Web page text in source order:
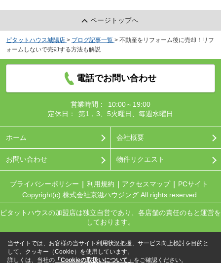
ページトップへ
ピタットハウス城陽店 > ブログ記事一覧 > 不動産をリフォーム後に売却！リフ
ォームしないで売却する方法も解説
電話でお問い合わせ
営業時間：
10:00～19:00
定休日：
第1，3、5火曜日、毎週水曜日
ホーム 会社概要
お問い合わせ 物件リクエスト
プライバシーポリシー 利用規約 アクセスマップ
PCサイト
Copyright(c) 株式会社京滋ハウジング All rights reserved.
ピタットハウスの加盟店は独立自営であり、各店舗の責任のもと運営を
しております。
当サイトでは、お客様の当サイト利用状況把握、サービス向上検討を目的と
して、クッキー（Cookie）を使用しています。
詳しくは、当社の 「Cookieの取扱いについて」 をご確認ください。